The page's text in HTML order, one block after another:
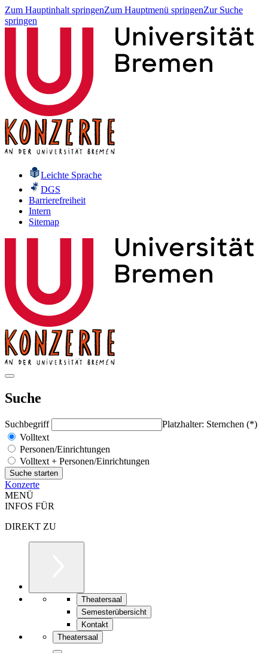
Zum Hauptinhalt springenZum Hauptmenü springenZur Suche
springen
Leichte Sprache
DGS
Barrierefreiheit
Intern
Sitemap
Suche
Suchbegriff
Platzhalter: Sternchen (*)
Volltext
Personen/Einrichtungen
Volltext + Personen/Einrichtungen
Konzerte
MENÜ
INFOS FÜR
DIREKT ZU
Theatersaal
Semesterübersicht
Kontakt
Theatersaal